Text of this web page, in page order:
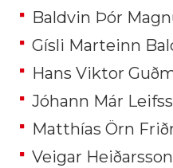
Baldvin Þór
Gísli Marteinn
Hans Viktor
Jóhann Már
Matthías Örn
Veigar